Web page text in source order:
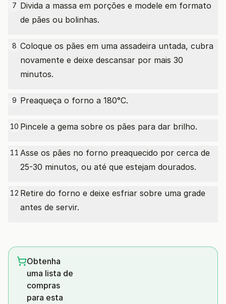
7 Divida a massa em porções e modele em formato
de pães ou bolinhas.
8 Coloque os pães em uma assadeira untada, cubra
novamente e deixe descansar por mais 30
minutos.
9 Preaqueça o forno a 180°C.
10 Pincele a gema sobre os pães para dar brilho.
11 Asse os pães no forno preaquecido por cerca de
25-30 minutos, ou até que estejam dourados.
12 Retire do forno e deixe esfriar sobre uma grade
antes de servir.
Obtenha
uma lista de
compras
para esta